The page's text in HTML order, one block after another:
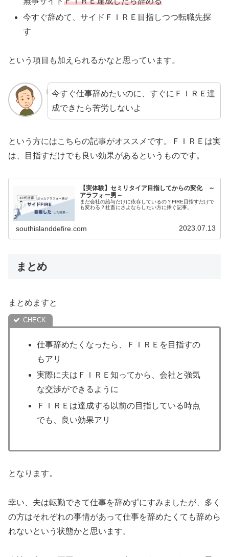
今すぐ辞めて、サイドＦＩＲＥ目指しつつ転職先探
す
という項目も加えられるかなと思っています。
今すぐ仕事辞めたいのに、すぐにＦＩＲＥ達
成できたら苦労しないよ
という方にはこちらの記事がオススメです。ＦＩＲＥは実
は、目指すだけでも良い効果があるというものです。
【実体験】セミリタイア目指してからの変化 ～
アラフォー男～
まだ会社の給与だけに依存しているの？FIRE目指すだけで
も変わる？社畜にさよならしたい方に捧ぐ記事。
southislanddefire.com 2023.07.13
まとめ
まとめますと
仕事辞めたくなったら、ＦＩＲＥを目指すの
もアリ
実際に夫はＦＩＲＥ知ってから、会社と強気
な交渉ができるように
ＦＩＲＥは達成する以前の目指している時点
でも、良い効果アリ
となります。
幸い、夫は転勤できて仕事を辞めずにすみましたが、多く
の方はそれぞれの事情があって仕事を辞めたくても辞めら
れないという状態かと思います。